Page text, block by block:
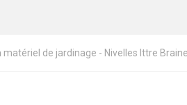
de jardinage - Nivelles Ittre Braine